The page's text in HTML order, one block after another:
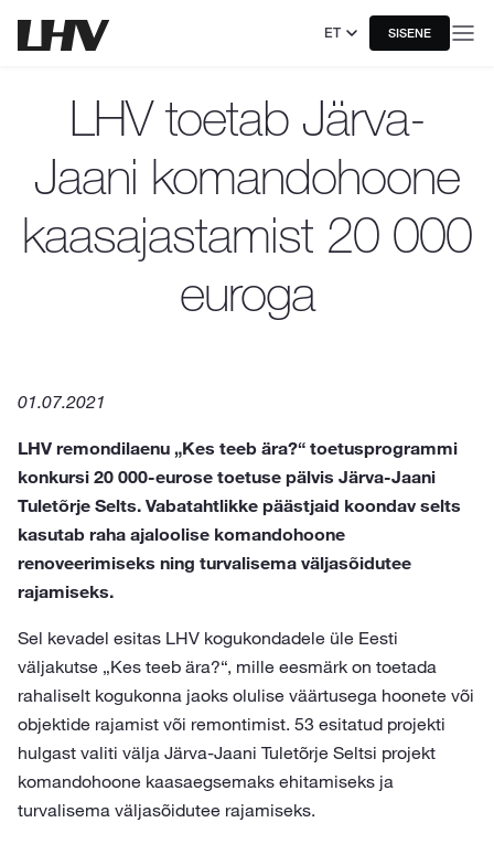
ET SISENE
LHV toetab Järva-
Jaani komandohoone
kaasajastamist 20 000
euroga
01.07.2021
LHV remondilaenu „Kes teeb ära?“ toetusprogrammi
konkursi 20 000-eurose toetuse pälvis Järva-Jaani
Tuletõrje Selts. Vabatahtlikke päästjaid koondav selts
kasutab raha ajaloolise komandohoone
renoveerimiseks ning turvalisema väljasõidutee
rajamiseks.
Sel kevadel esitas LHV kogukondadele üle Eesti
väljakutse „Kes teeb ära?“, mille eesmärk on toetada
rahaliselt kogukonna jaoks olulise väärtusega hoonete või
objektide rajamist või remontimist. 53 esitatud projekti
hulgast valiti välja Järva-Jaani Tuletõrje Seltsi projekt
komandohoone kaasaegsemaks ehitamiseks ja
turvalisema väljasõidutee rajamiseks.